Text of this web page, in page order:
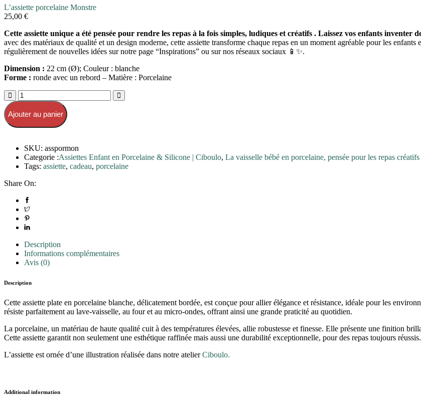
L’assiette porcelaine Monstre
25,00 €
Cette assiette unique a été pensée pour rendre les repas à la fois simples, ludiques et créatifs . Laissez vos enfants inventer
avec des matériaux de qualité et un design moderne, cette assiette transforme chaque repas en un moment agréable pour les
régulièrement de nouvelles idées sur notre page “Inspirations” ou sur nos réseaux sociaux 📱✨.
Dimension : 22 cm (Ø); Couleur : blanche
Forme : ronde avec un rebord – Matière : Porcelaine
Ajouter au panier
SKU: asspormon
Categorie :Assiettes Enfant en Porcelaine & Silicone | Ciboulo, La vaisselle bébé en porcelaine, pensée pour les repas créatifs
Tags: assiette, cadeau, porcelaine
Share On:
Description
Informations complémentaires
Avis (0)
Description
Cette assiette plate en porcelaine blanche, délicatement bordée, est conçue pour allier élégance et résistance, idéale pour les
résiste parfaitement au lave-vaisselle, au four et au micro-ondes, offrant ainsi une grande praticité au quotidien.
La porcelaine, un matériau de haute qualité cuit à des températures élevées, allie robustesse et finesse. Elle présente une finition
Cette assiette garantit non seulement une esthétique raffinée mais aussi une durabilité exceptionnelle, pour des repas toujours réussis.
L’assiette est ornée d’une illustration réalisée dans notre atelierCiboulo.
Additional information